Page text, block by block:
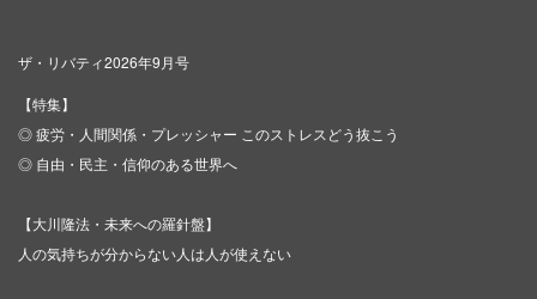
ザ・リバティ2026年9月号
【特集】
◎ 疲労・人間関係・プレッシャー このストレスどう抜こう
◎ 自由・民主・信仰のある世界へ
【大川隆法・未来への羅針盤】
人の気持ちが分からない人は人が使えない